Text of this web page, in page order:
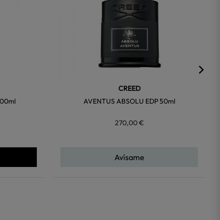
CREED
AVENTUS ABSOLU EDP 50ml
270,00 €
Avísame